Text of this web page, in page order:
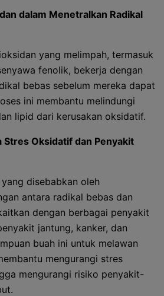
dalam Menetralkan Radikal
yang melimpah, termasuk
fenolik, bekerja dengan
bebas sebelum mereka dapat
ini membantu melindungi
lipid dari kerusakan oksidatif.
Stres Oksidatif dan Penyakit
disebabkan oleh
antara radikal bebas dan
dengan berbagai penyakit
jantung, kanker, dan
buah ini untuk melawan
mengurangi stres
mengurangi risiko penyakit-